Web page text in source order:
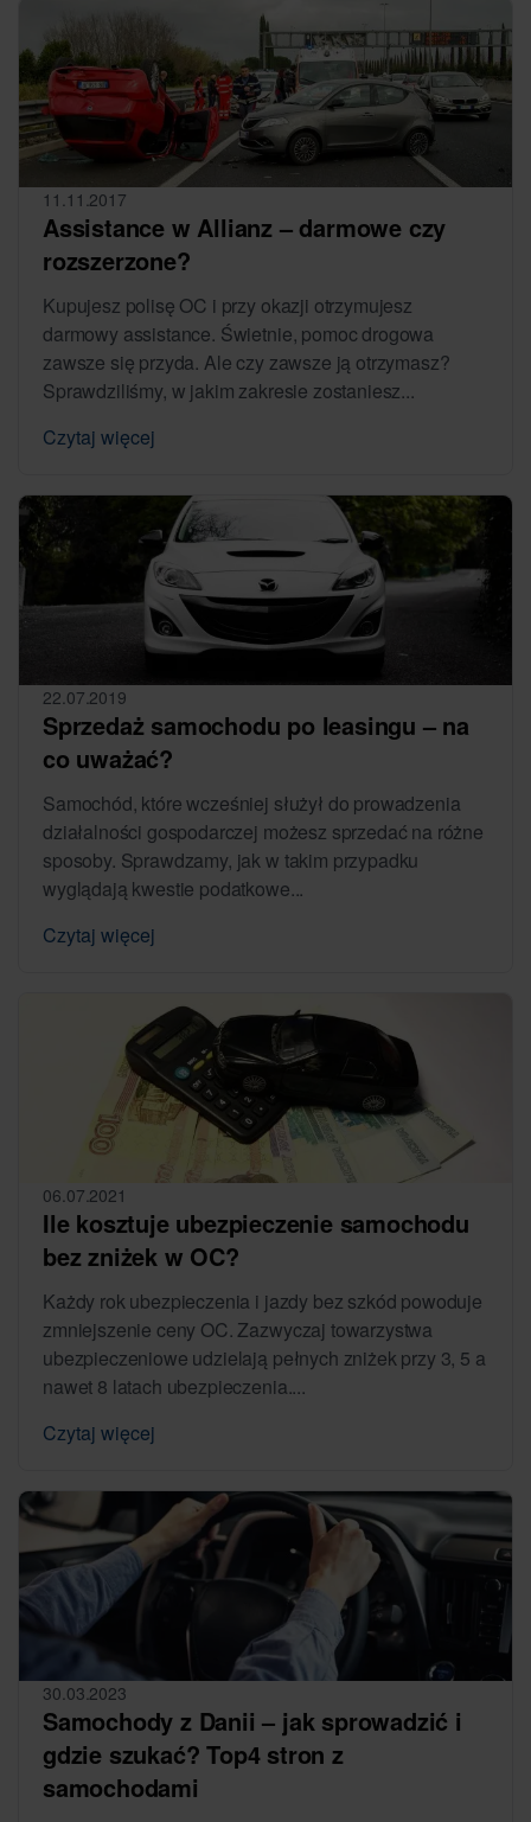
11.11.2017
Assistance w Allianz – darmowe czy
rozszerzone?
Kupujesz polisę OC i przy okazji otrzymujesz
darmowy assistance. Świetnie, pomoc drogowa
zawsze się przyda. Ale czy zawsze ją otrzymasz?
Sprawdziliśmy, w jakim zakresie zostaniesz...
Czytaj więcej
22.07.2019
Sprzedaż samochodu po leasingu – na
co uważać?
Samochód, które wcześniej służył do prowadzenia
działalności gospodarczej możesz sprzedać na różne
sposoby. Sprawdzamy, jak w takim przypadku
wyglądają kwestie podatkowe...
Czytaj więcej
06.07.2021
Ile kosztuje ubezpieczenie samochodu
bez zniżek w OC?
Każdy rok ubezpieczenia i jazdy bez szkód powoduje
zmniejszenie ceny OC. Zazwyczaj towarzystwa
ubezpieczeniowe udzielają pełnych zniżek przy 3, 5 a
nawet 8 latach ubezpieczenia....
Czytaj więcej
30.03.2023
Samochody z Danii – jak sprowadzić i
gdzie szukać? Top4 stron z
samochodami